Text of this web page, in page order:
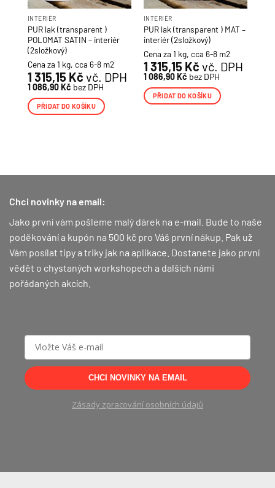
INTERIÉR
PUR lak (transparent )
POLOMAT SATIN – interiér
(2složkový)
Cena za 1 kg, cca 6-8 m2
1 315,15 Kč vč. DPH
1 086,90Kč bez DPH
PŘIDAT DO KOŠÍKU
INTERIÉR
PUR lak (transparent ) MAT –
interiér (2složkový)
Cena za 1 kg, cca 6-8 m2
1 315,15 Kč vč. DPH
1 086,90Kč bez DPH
PŘIDAT DO KOŠÍKU
Chci novinky na email:
Jako první vám pošleme malý dárek na e-mail. Bude to naše
poděkování a kupón na 500 kč pro Váš první nákup. Pak už
Vám posílat tipy a triky jak na aplikace. Dostanete jako první
vědět o chystaných workshopech a dalších námi
pořádaných akcích.
CHCI NOVINKY NA EMAIL
Zásady zpracování osobních údajů